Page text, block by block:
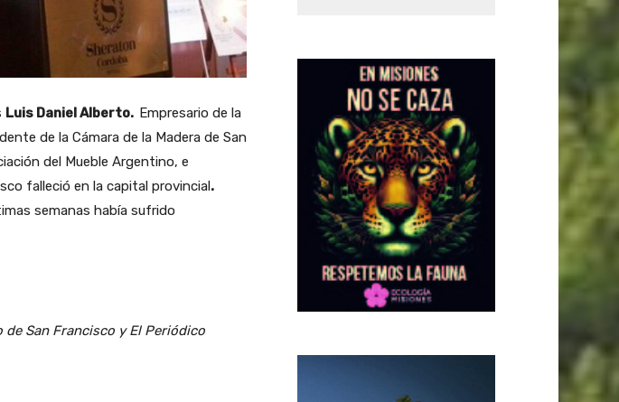
Luis Daniel Alberto. Empresario de la
de la Cámara de la Madera de San
del Mueble Argentino, e
falleció en la capital provincial.
semanas había sufrido
San Francisco y El Periódico